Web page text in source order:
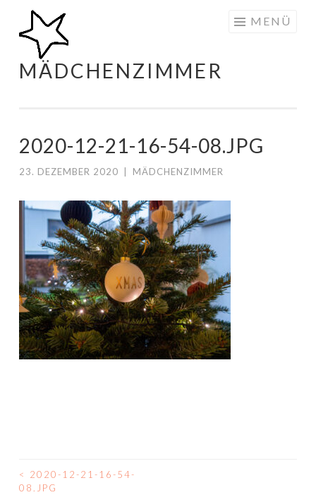
Zum
Inhalt
springen
MÄDCHENZIMMER
MENÜ
2020-12-21-16-54-08.JPG
23. DEZEMBER 2020 MÄDCHENZIMMER
BEITRAGSNAVIGATION
<
2020-12-21-16-54-
08.JPG